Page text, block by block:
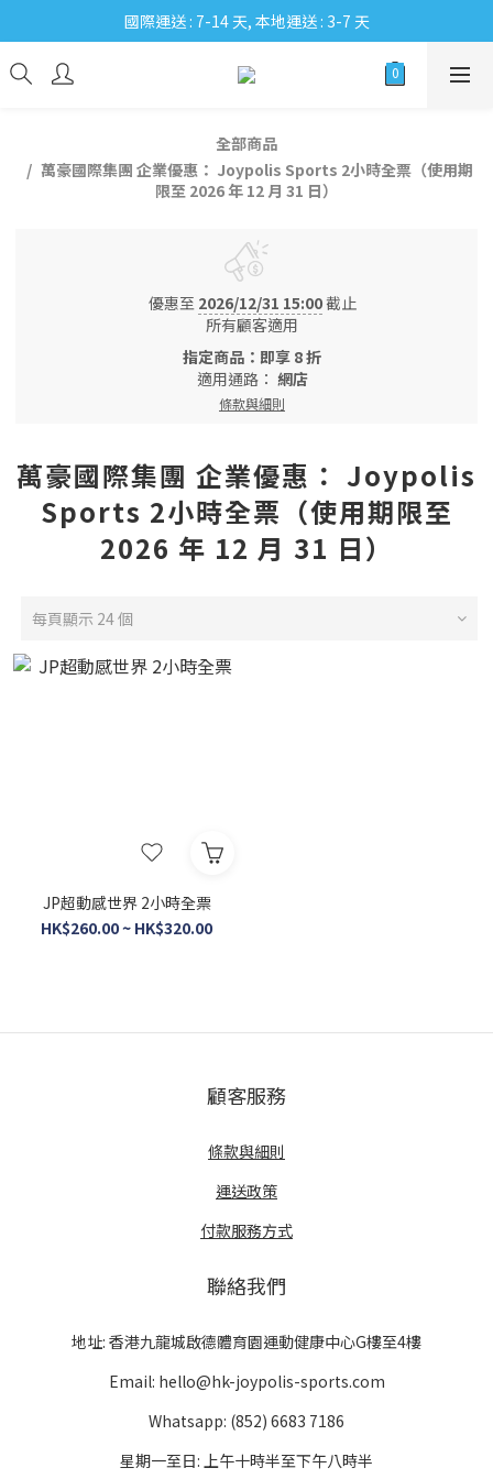
國際運送 : 7-14 天, 本地運送 : 3-7 天
全部商品
萬豪國際集團 企業優惠： Joypolis Sports 2小時全票（使用期
限至 2026 年 12 月 31 日）
優惠至 2026/12/31 15:00截止
所有顧客適用
指定商品：即享 8 折
適用通路： 網店
條款與細則
萬豪國際集團 企業優惠： Joypolis
Sports 2小時全票（使用期限至
2026 年 12 月 31 日）
每頁顯示 24 個
JP超動感世界 2小時全票
HK$260.00 ~ HK$320.00
顧客服務
條款與細則
運送政策
付款服務方式
聯絡我們
地址: 香港九龍城啟德體育園運動健康中心G樓至4樓
Email: hello@hk-joypolis-sports.com
Whatsapp: (852) 6683 7186
星期一至日: 上午十時半至下午八時半